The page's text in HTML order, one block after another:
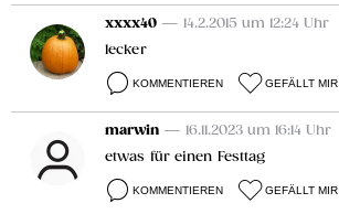
xxxx40 — 14.2.2015 um 12:24 Uhr
lecker
KOMMENTIEREN GEFÄLLT MIR
marwin — 16.11.2023 um 16:14 Uhr
etwas für einen Festtag
KOMMENTIEREN GEFÄLLT MIR